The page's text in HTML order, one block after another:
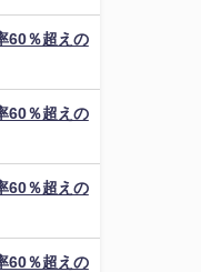
60％超えの
60％超えの
60％超えの
60％超えの